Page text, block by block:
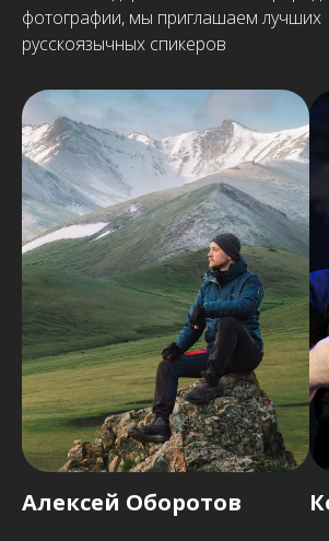
фотографии, мы приглашаем лучших
русскоязычных спикеров
Алексей Оборотов